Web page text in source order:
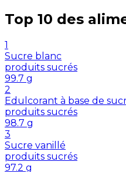
Top 10 des
1
Sucre blanc
produits sucrés
99.7 g
2
Edulcorant à base de
produits sucrés
98.7 g
3
Sucre vanillé
produits sucrés
97.2 g